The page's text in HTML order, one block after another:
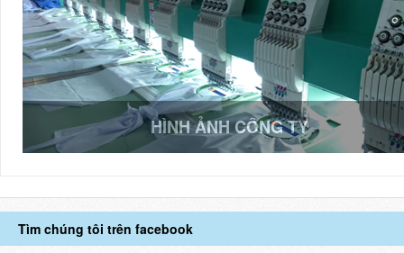
HÌNH ẢNH CÔNG TY
Tìm chúng tôi trên facebook